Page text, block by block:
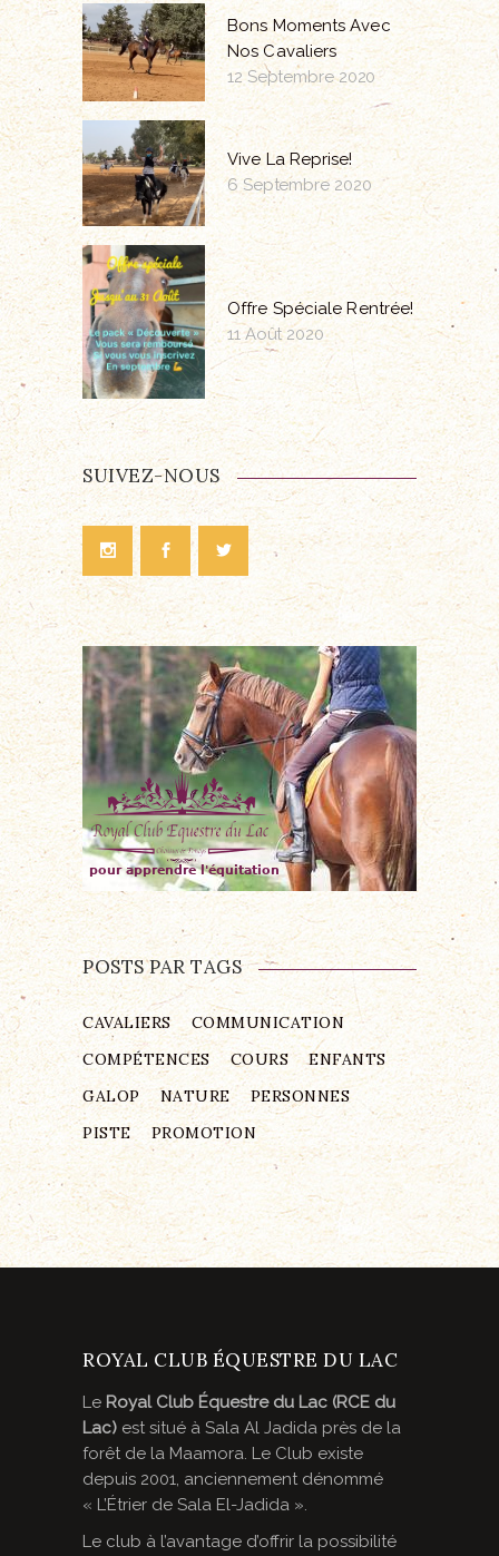
Bons Moments Avec
Nos Cavaliers
12 Septembre 2020
Vive La Reprise!
6 Septembre 2020
Offre Spéciale Rentrée!
11 Août 2020
SUIVEZ-NOUS
POSTS PAR TAGS
CAVALIERS
COMMUNICATION
COMPÉTENCES
COURS
ENFANTS
GALOP
NATURE
PERSONNES
PISTE
PROMOTION
ROYAL CLUB ÉQUESTRE DU LAC
Le Royal Club Équestre du Lac (RCE du
Lac) est situé à Sala Al Jadida près de la
forêt de la Maamora. Le Club existe
depuis 2001, anciennement dénommé
« L’Étrier de Sala El-Jadida ».
Le club à l’avantage d’offrir la possibilité